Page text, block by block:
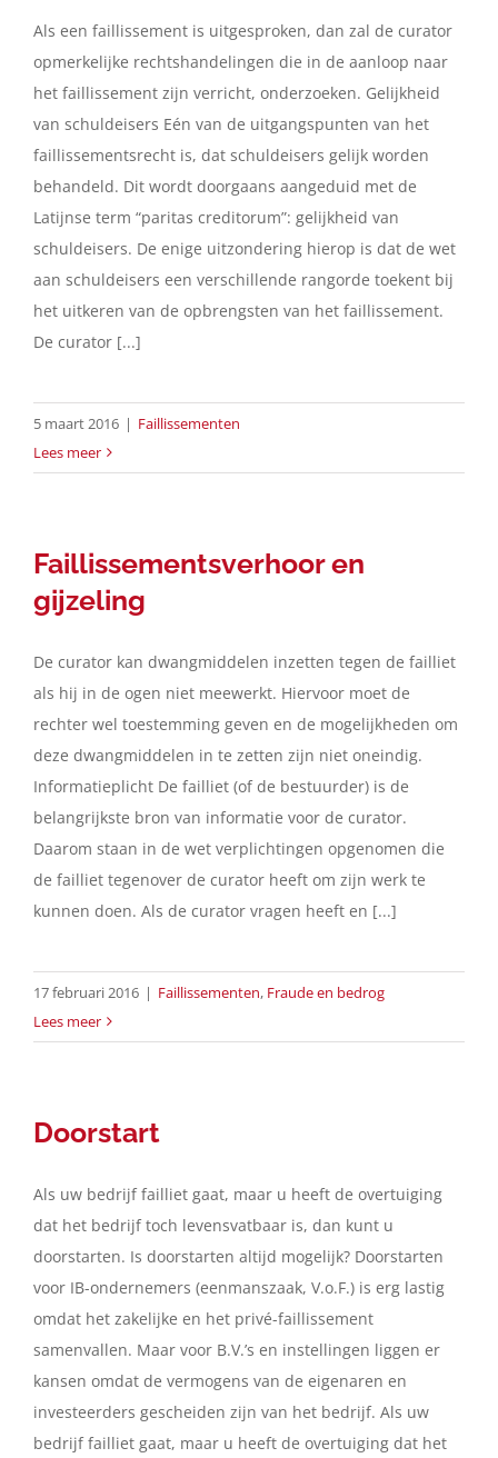
Als een faillissement is uitgesproken, dan zal de curator
opmerkelijke rechtshandelingen die in de aanloop naar
het faillissement zijn verricht, onderzoeken. Gelijkheid
van schuldeisers Eén van de uitgangspunten van het
faillissementsrecht is, dat schuldeisers gelijk worden
behandeld. Dit wordt doorgaans aangeduid met de
Latijnse term “paritas creditorum”: gelijkheid van
schuldeisers. De enige uitzondering hierop is dat de wet
aan schuldeisers een verschillende rangorde toekent bij
het uitkeren van de opbrengsten van het faillissement.
De curator [...]
5 maart 2016 | Faillissementen
Lees meer
Faillissementsverhoor en
gijzeling
De curator kan dwangmiddelen inzetten tegen de failliet
als hij in de ogen niet meewerkt. Hiervoor moet de
rechter wel toestemming geven en de mogelijkheden om
deze dwangmiddelen in te zetten zijn niet oneindig.
Informatieplicht De failliet (of de bestuurder) is de
belangrijkste bron van informatie voor de curator.
Daarom staan in de wet verplichtingen opgenomen die
de failliet tegenover de curator heeft om zijn werk te
kunnen doen. Als de curator vragen heeft en [...]
17 februari 2016 | Faillissementen, Fraude en bedrog
Lees meer
Doorstart
Als uw bedrijf failliet gaat, maar u heeft de overtuiging
dat het bedrijf toch levensvatbaar is, dan kunt u
doorstarten. Is doorstarten altijd mogelijk? Doorstarten
voor IB-ondernemers (eenmanszaak, V.o.F.) is erg lastig
omdat het zakelijke en het privé-faillissement
samenvallen. Maar voor B.V.’s en instellingen liggen er
kansen omdat de vermogens van de eigenaren en
investeerders gescheiden zijn van het bedrijf. Als uw
bedrijf failliet gaat, maar u heeft de overtuiging dat het